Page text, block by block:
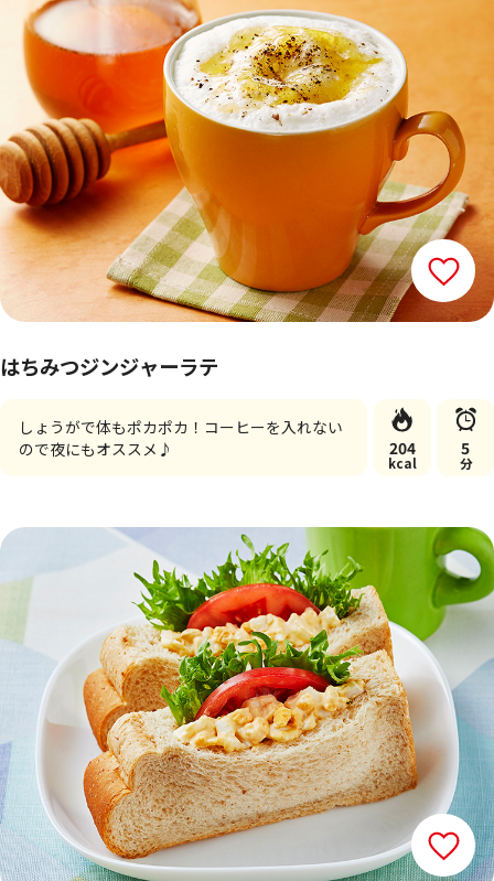
はちみつジンジャーラテ
しょうがで体もポカポカ！コーヒーを入れない
ので夜にもオススメ♪
204
kcal
5
分